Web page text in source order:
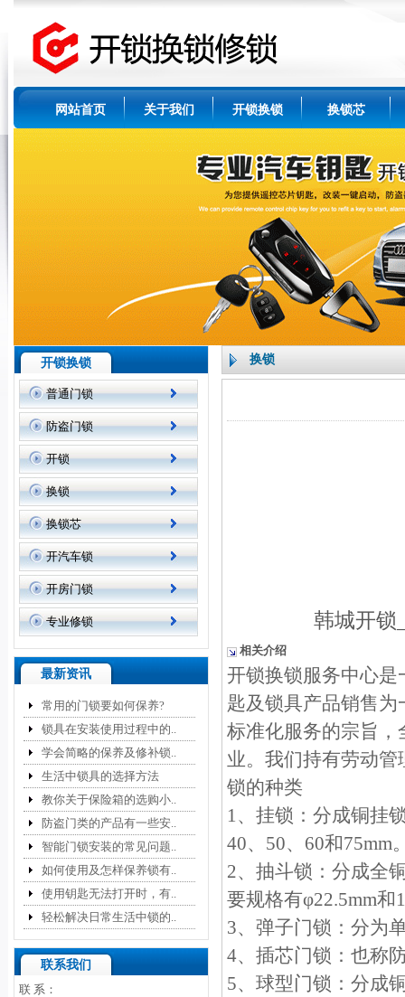
网站首页 关于我们 开锁换锁 换锁芯
开锁换锁
普通门锁
防盗门锁
开锁
换锁
换锁芯
开汽车锁
开房门锁
专业修锁
最新资讯
常用的门锁要如何保养?
锁具在安装使用过程中的..
学会简略的保养及修补锁..
生活中锁具的选择方法
教你关于保险箱的选购小..
防盗门类的产品有一些安..
智能门锁安装的常见问题..
如何使用及怎样保养锁有..
使用钥匙无法打开时，有..
轻松解决日常生活中锁的..
联系我们
联 系：
换锁
韩城开锁
相关介绍
开锁换锁服务中心
匙及锁具产品销售
标准化服务的宗旨
业。我们持有劳动
锁的种类
1、挂锁：分成铜挂
40、50、60和75mm
2、抽斗锁：分成全
要规格有φ22.5mm和
3、弹子门锁：分为
4、插芯门锁：也称
5、球型门锁：分成